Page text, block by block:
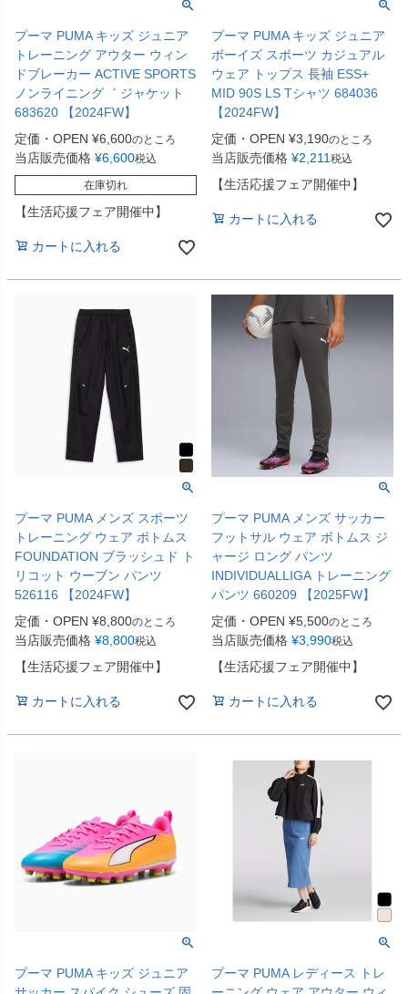
プーマ PUMA キッズ ジュニア
トレーニング アウター ウィン
ドブレーカー ACTIVE SPORTS
ノンライニング゛ ジャケット
683620 【2024FW】
定価・OPEN ¥6,600のところ
当店販売価格 ¥6,600税込
在庫切れ
【生活応援フェア開催中】
カートに入れる
プーマ PUMA キッズ ジュニア
ボーイズ スポーツ カジュアル
ウェア トップス 長袖 ESS+
MID 90S LS Tシャツ 684036
【2024FW】
定価・OPEN ¥3,190のところ
当店販売価格 ¥2,211 税込
【生活応援フェア開催中】
カートに入れる
プーマ PUMA メンズ スポーツ
トレーニング ウェア ボトムス
FOUNDATION ブラッシュド ト
リコット ウーブン パンツ
526116 【2024FW】
定価・OPEN ¥8,800のところ
当店販売価格 ¥8,800税込
【生活応援フェア開催中】
カートに入れる
プーマ PUMA メンズ サッカー
フットサル ウェア ボトムス ジ
ャージ ロング パンツ
INDIVIDUALLIGA トレーニング
パンツ 660209 【2025FW】
定価・OPEN ¥5,500のところ
当店販売価格 ¥3,990税込
【生活応援フェア開催中】
カートに入れる
プーマ PUMA キッズ ジュニア
プーマ PUMA レディース トレ